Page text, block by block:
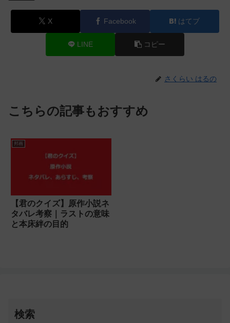
X Facebook はてブ
LINE コピー
さくらい はるの
こちらの記事もおすすめ
邦画
【君のクイズ】原作小説ネ
タバレ考察｜ラストの意味
と本床絆の目的
検索